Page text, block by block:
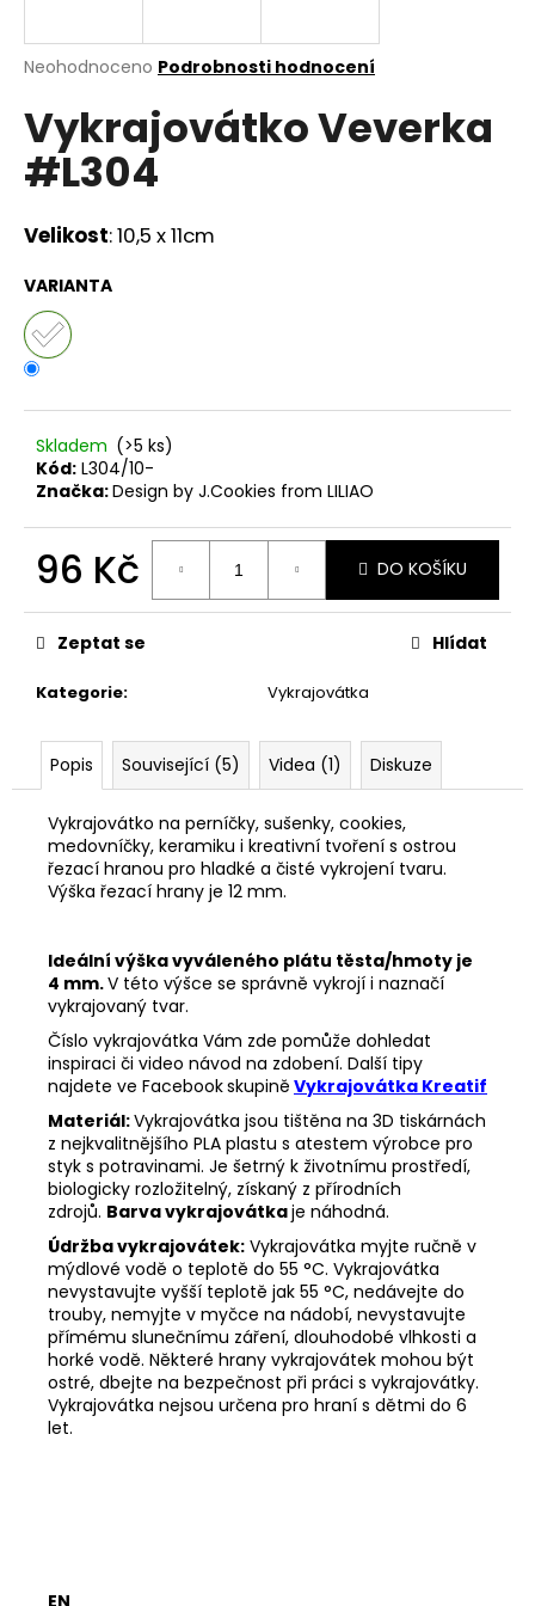
Průměrné
produktu
je
0,0
z
hvězdiček.
Neohodnoceno Podrobnosti hodnocení
Vykrajovátko Veverka
#L304
Velikost:10,5 x 11cm
VARIANTA
Skladem (>5 ks)
Kód: L304/10-
Značka:Design by J.Cookies from LILIAO
96 Kč
cena:
DO KOŠÍKU
Kategorie: Vykrajovátka
Zeptat se Hlídat
Popis Související (5) Videa (1) Diskuze
Vykrajovátko na perníčky, sušenky, cookies,
medovníčky, keramiku i kreativní tvoření s ostrou
řezací hranou pro hladké a čisté vykrojení tvaru.
Výška řezací hrany je 12 mm.
Ideální výška vyváleného plátu těsta/hmoty je
4 mm.V této výšce se správně vykrojí i naznačí
vykrajovaný tvar.
Číslo vykrajovátka Vám zde pomůže dohledat
inspiraci či video návod na zdobení. Další tipy
najdete ve Facebookskupině Vykrajovátka Kreatif
Materiál:Vykrajovátka jsou tištěna na 3D tiskárnách
z nejkvalitnějšího PLA plastu s atestem výrobce pro
styk s potravinami. Je šetrný k životnímu prostředí,
biologicky rozložitelný, získaný z přírodních
zdrojů. Barva vykrajovátkaje náhodná.
Údržba vykrajovátek: Vykrajovátka myjte ručně v
mýdlové vodě o teplotě do 55 °C. Vykrajovátka
nevystavujte vyšší teplotě jak 55 °C, nedávejte do
trouby, nemyjte v myčce na nádobí, nevystavujte
přímému slunečnímu záření, dlouhodobé vlhkosti a
horké vodě. Některé hrany vykrajovátek mohou být
ostré, dbejte na bezpečnost při práci s vykrajovátky.
Vykrajovátka nejsou určena pro hraní s dětmi do 6
let.
EN
j
t
?
D
o
p
o
č
u
e
m
33001
ZDOBÍCÍ
SÁČEK